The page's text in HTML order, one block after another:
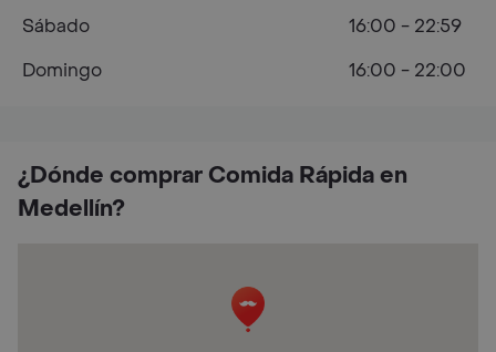
¿Dónde comprar Comida Rápida en
Medellín?
Sábado
16:00 - 22:59
Domingo
16:00 - 22:00